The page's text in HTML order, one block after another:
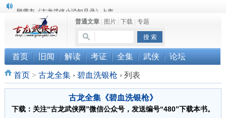
顾雪衣《古龙武侠小说知见录》上市
“武侠书库”查缺补漏活动圆满结束
《古龙小说原貌探究》修订版已上市
普通文章| 图片| 下载| 专题
首页 旧闻 解读 考证 全集 武侠 论坛
首页> 古龙全集 › 碧血洗银枪 ›列表
古龙全集《碧血洗银枪》
下载：关注“古龙武侠网”微信公众号，发送编号“480”下载本书。